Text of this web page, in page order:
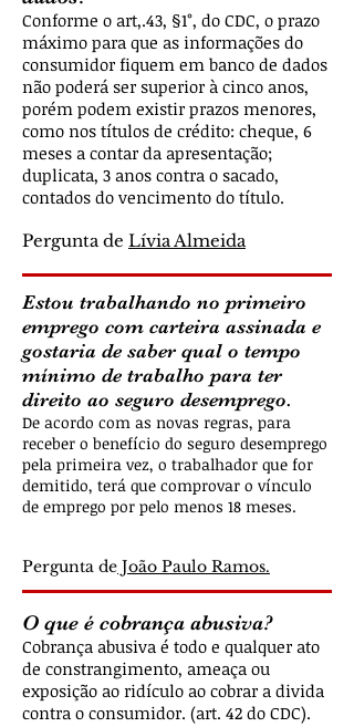
Conforme o art,.43, §1°, do CDC, o prazo
máximo para que as informações do
consumidor fiquem em banco de dados
não poderá ser superior à cinco anos,
porém podem existir prazos menores,
como nos títulos de crédito: cheque, 6
meses a contar da apresentação;
duplicata, 3 anos contra o sacado,
contados do vencimento do título.
Pergunta de Lívia Almeida
Estou trabalhando no primeiro
emprego com carteira assinada e
gostaria de saber qual o tempo
mínimo de trabalho para ter
direito ao seguro desemprego.
De acordo com as novas regras, para
receber o benefício do seguro desemprego
pela primeira vez, o trabalhador que for
demitido, terá que comprovar o vínculo
de emprego por pelo menos 18 meses.
Pergunta de João Paulo Ramos.
O que é cobrança abusiva?
Cobrança abusiva é todo e qualquer ato
de constrangimento, ameaça ou
exposição ao ridículo ao cobrar a divida
contra o consumidor. (art. 42 do CDC).